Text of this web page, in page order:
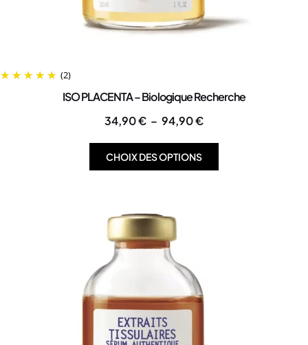
(2)
ISO PLACENTA – Biologique Recherche
34,90€ – 94,90€
CHOIX DES OPTIONS